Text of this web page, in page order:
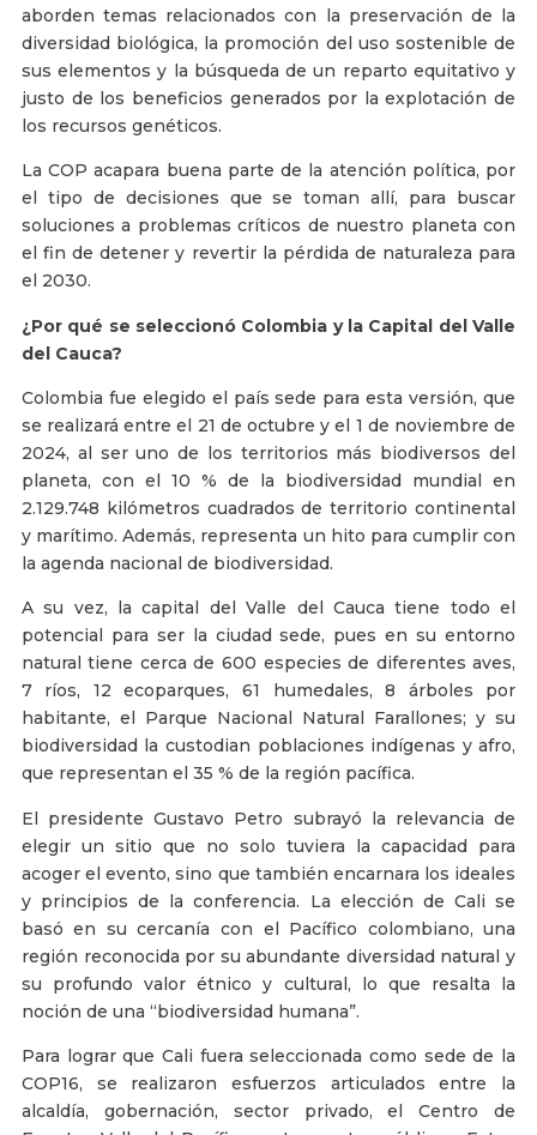
aborden temas relacionados con la preservación de la
diversidad biológica, la promoción del uso sostenible de
sus elementos y la búsqueda de un reparto equitativo y
justo de los beneficios generados por la explotación de
los recursos genéticos.
La COP acapara buena parte de la atención política, por
el tipo de decisiones que se toman allí, para buscar
soluciones a problemas críticos de nuestro planeta con
el fin de detener y revertir la pérdida de naturaleza para
el 2030.
¿Por qué se seleccionó Colombia y la Capital del Valle
del Cauca?
Colombia fue elegido el país sede para esta versión, que
se realizará entre el 21 de octubre y el 1 de noviembre de
2024, al ser uno de los territorios más biodiversos del
planeta, con el 10 % de la biodiversidad mundial en
2.129.748 kilómetros cuadrados de territorio continental
y marítimo. Además, representa un hito para cumplir con
la agenda nacional de biodiversidad.
A su vez, la capital del Valle del Cauca tiene todo el
potencial para ser la ciudad sede, pues en su entorno
natural tiene cerca de 600 especies de diferentes aves,
7 ríos, 12 ecoparques, 61 humedales, 8 árboles por
habitante, el Parque Nacional Natural Farallones; y su
biodiversidad la custodian poblaciones indígenas y afro,
que representan el 35 % de la región pacífica.
El presidente Gustavo Petro subrayó la relevancia de
elegir un sitio que no solo tuviera la capacidad para
acoger el evento, sino que también encarnara los ideales
y principios de la conferencia. La elección de Cali se
basó en su cercanía con el Pacífico colombiano, una
región reconocida por su abundante diversidad natural y
su profundo valor étnico y cultural, lo que resalta la
noción de una “biodiversidad humana”.
Para lograr que Cali fuera seleccionada como sede de la
COP16, se realizaron esfuerzos articulados entre la
alcaldía, gobernación, sector privado, el Centro de